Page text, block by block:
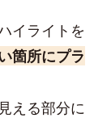
イライトを
箇所にプラ
える部分に